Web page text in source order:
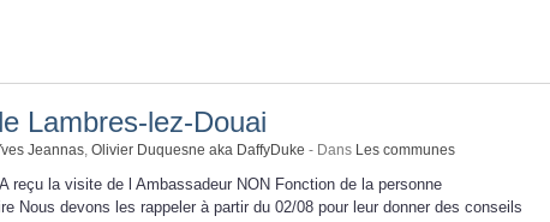
Lambres-lez-Douai
Jeannas, Olivier Duquesne aka DaffyDuke - Dans Les communes
reçu la visite de l Ambassadeur NON Fonction de la personne
Nous devons les rappeler à partir du 02/08 pour leur donner des conseils